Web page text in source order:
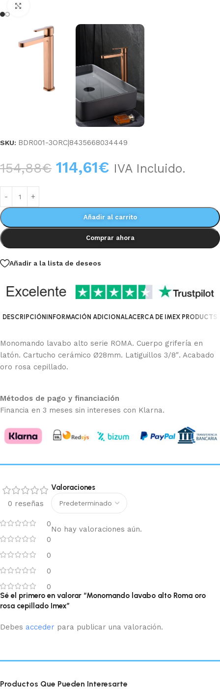
SKU: BDR001-3ORC|8435668034449
154,88€ 114,61€ IVA Incluido.
Añadir al carrito
Comprar ahora
Añadir a la lista de deseos
DESCRIPCIÓN INFORMACIÓN ADICIONALACERCA DE IMEX PRODUCTS
Monomando lavabo alto serie ROMA. Cuerpo grifería en
latón. Cartucho cerámico Ø28mm. Latiguillos 3/8″. Acabado
oro rosa cepillado.
Métodos de pago y financiación
Financia en 3 meses sin intereses con Klarna.
0 reseñas
0
0
0
0
0
Valoraciones
No hay valoraciones aún.
Sé el primero en valorar “Monomando lavabo alto Roma oro
rosa cepillado Imex”
Debes acceder para publicar una valoración.
Productos Que Pueden Interesarte